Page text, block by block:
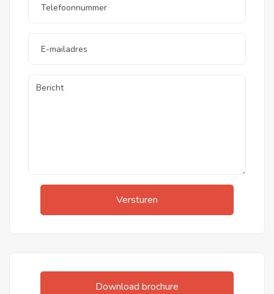
Versturen
Download brochure